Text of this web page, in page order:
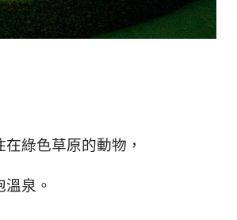
綠色草原的動物，
泉。